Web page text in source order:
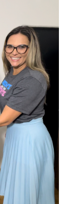
instalado
Presidente
municípios
veículos por
nesse caso
Estado do Rio
na sede e no
mais
comércio, os
rumo certo,
para a
prefeito Dorlei